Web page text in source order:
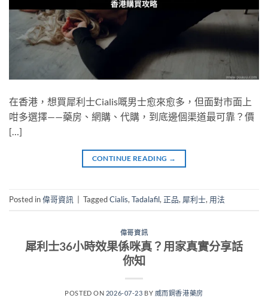
在香港，想買犀利士Cialis嘅男士愈來愈多，但面對市面上
咁多選擇——藥房、網購、代購，到底邊個渠道最可靠？價
[…]
CONTINUE READING →
Posted in偉哥資訊 TaggedCialis,Tadalafil, 正品, 犀利士, 用法
偉哥資訊
犀利士36小時效果係咪真？用家真實分享話
你知
POSTED ON 2026-07-23 BY 威而鋼香港藥房